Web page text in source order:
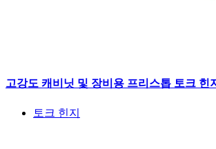
고강도 캐비닛 및 장비용 프리스톱 토크 힌
토크 힌지